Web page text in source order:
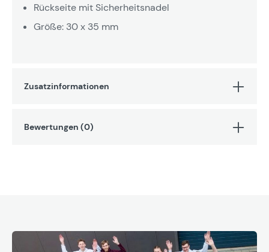
Rückseite mit Sicherheitsnadel
Größe: 30 x 35 mm
Zusatzinformationen
Bewertungen (0)